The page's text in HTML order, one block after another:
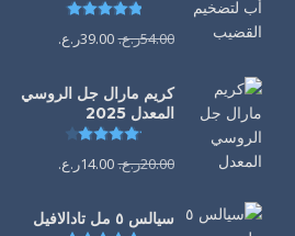
تم التقييم
54.00ر.ع. 39.00ر.ع.
كريم مارال جل الروسي
المعدل 2025
تم التقييم
20.00ر.ع. 14.00ر.ع.
سيالس ٥ مل تادالافيل